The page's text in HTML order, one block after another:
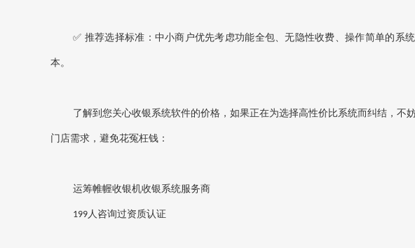
✅ ‌推荐选择标准‌：中小商户优先考虑‌功能全包、无隐性收费、操作简单‌的系
本。
了解到您关心收银系统软件的价格，如果正在为选择高性价比系统而纠结，不
门店需求，避免花冤枉钱：
运筹帷幄收银机收银系统服务商
199 人咨询过资质认证